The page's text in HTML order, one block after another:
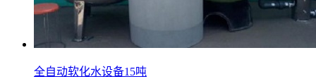
全自动软化水设备15吨